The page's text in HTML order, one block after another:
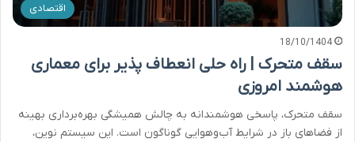
اقتصادی
18/10/1404
سقف متحرک | راه‌ حلی انعطاف‌ پذیر برای معماری
هوشمند امروزی
سقف متحرک، پاسخی هوشمندانه به چالش همیشگی بهره‌برداری بهینه
از فضاهای باز در شرایط آب‌وهوایی گوناگون است. این سیستم نوین،